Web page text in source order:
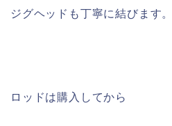
ジグヘッドも丁寧に結びます。
ロッドは購入してから